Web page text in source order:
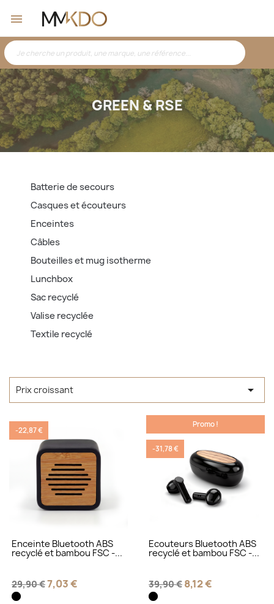
GREEN & RSE
Batterie de secours
Casques et écouteurs
Enceintes
Câbles
Bouteilles et mug isotherme
Lunchbox
Sac recyclé
Valise recyclée
Textile recyclé
Prix croissant 
Enceinte Bluetooth ABS
recyclé et bambou FSC -...
29,90 €7,03 €
-22,87 €
Ecouteurs Bluetooth ABS
recyclé et bambou FSC -...
39,90 € 8,12 €
Promo !
-31,78 €